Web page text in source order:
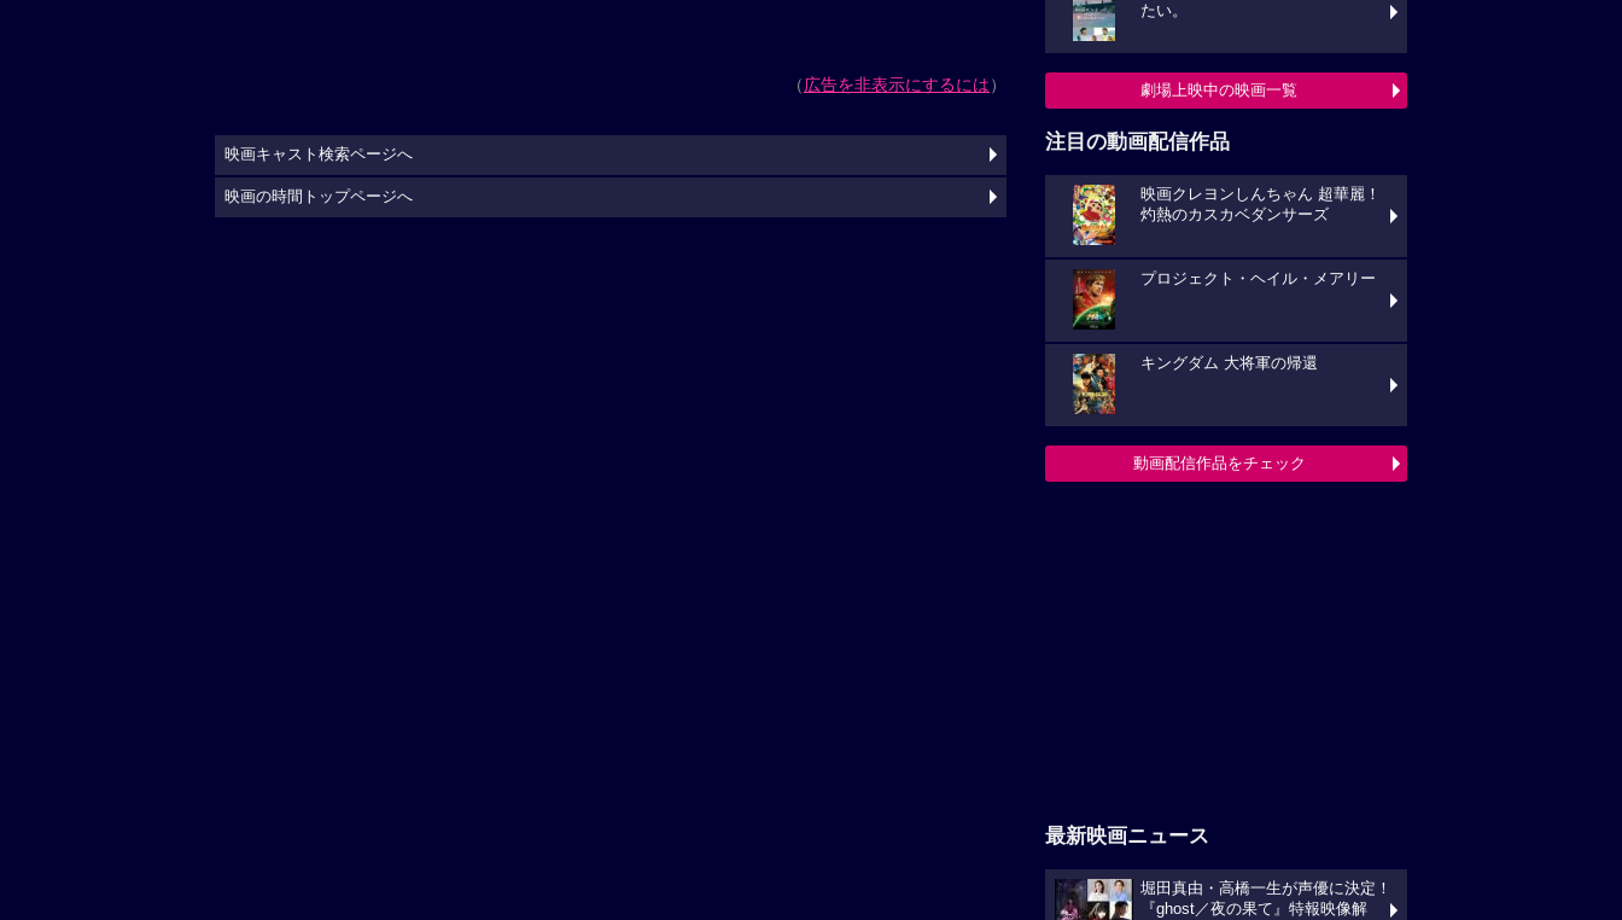
（広告を非表示にするには）
たい。
劇場上映中の映画一覧
注目の動画配信作品
映画クレヨンしんちゃん 超華麗！
灼熱のカスカベダンサーズ
プロジェクト・ヘイル・メアリー
キングダム 大将軍の帰還
動画配信作品をチェック
最新映画ニュース
堀田真由・高橋一生が声優に決定！
『ghost／夜の果て』特報映像解
映画キャスト検索ページへ
映画の時間トップページへ